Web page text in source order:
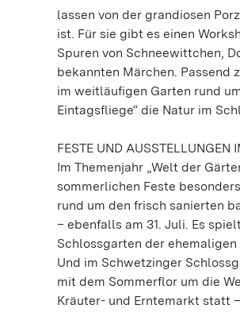
lassen von der grandiosen
ist. Für sie gibt es einen
Spuren von Schneewittchen,
bekannten Märchen. Passend
im weitläufigen Garten rund
Eintagsfliege“ die Natur im
FESTE UND AUSSTELLUNGEN
Im Themenjahr „Welt der
sommerlichen Feste
rund um den frisch sanierten
– ebenfalls am 31. Juli. Es
Schlossgarten der
Und im Schwetzinger
mit dem Sommerflor um die
Kräuter- und Erntemarkt statt